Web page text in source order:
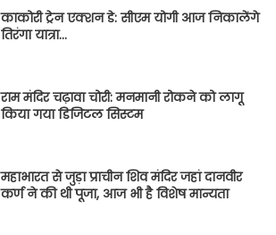
काकोरी ट्रेन एक्शन डे: सीएम योगी आज निकालेंगे
तिरंगा यात्रा…
राम मंदिर चढ़ावा चोरी: मनमानी रोकने को लागू
किया गया डिजिटल सिस्टम
महाभारत से जुड़ा प्राचीन शिव मंदिर जहां दानवीर
कर्ण ने की थी पूजा, आज भी है विशेष मान्यता